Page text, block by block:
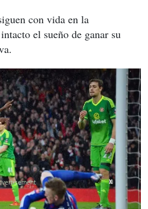
con vida en la
el sueño de ganar su
X